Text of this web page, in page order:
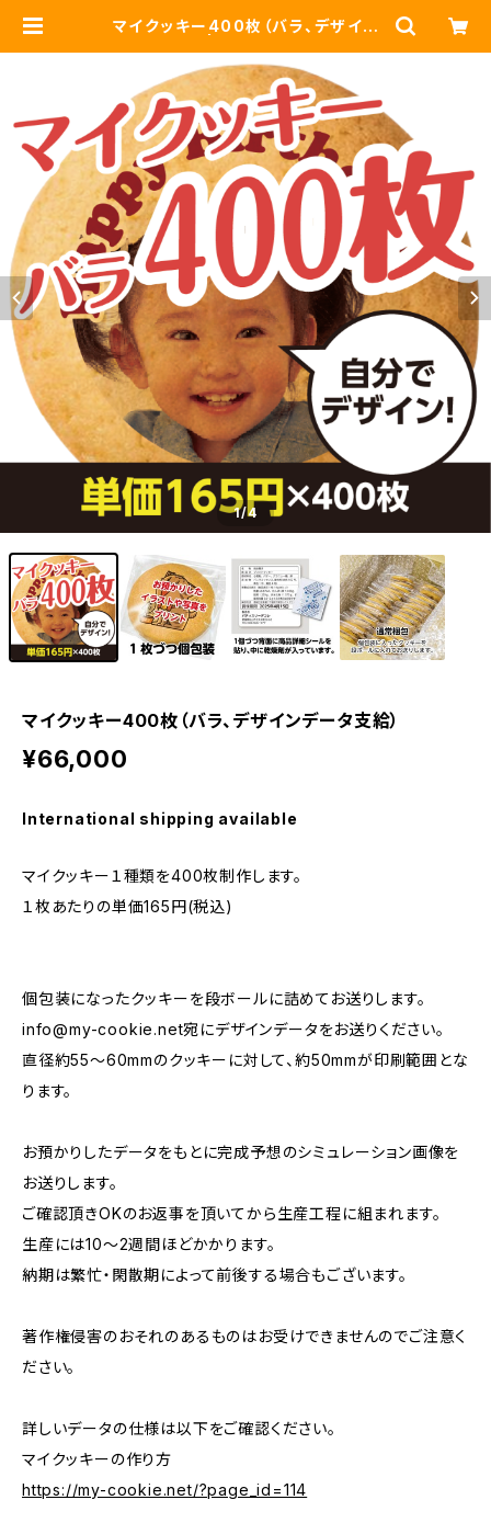
マイクッキー400枚（バラ、デザイン
RISK
1/4
マイクッキー400枚（バラ、デザインデータ支給）
¥66,000
International shipping available
マイクッキー１種類を400枚制作します。
１枚あたりの単価165円(税込)
個包装になったクッキーを段ボールに詰めてお送りします。
info@my-cookie.net宛にデザインデータをお送りください。
直径約55～60mmのクッキーに対して、約50mmが印刷範囲とな
ります。
お預かりしたデータをもとに完成予想のシミュレーション画像を
お送りします。
ご確認頂きOKのお返事を頂いてから生産工程に組まれます。
生産には10～2週間ほどかかります。
納期は繁忙・閑散期によって前後する場合もございます。
著作権侵害のおそれのあるものはお受けできませんのでご注意く
ださい。
詳しいデータの仕様は以下をご確認ください。
マイクッキーの作り方
https://my-cookie.net/?page_id=114